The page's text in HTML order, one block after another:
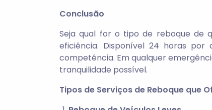
Conclusão
Seja qual for o tipo de reboque de
eficiência. Disponível 24 horas
competência. Em qualquer
tranquilidade possível.
Tipos de Serviços de Reboque que